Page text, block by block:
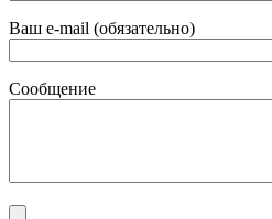
Ваш e-mail (обязательно)
Сообщение